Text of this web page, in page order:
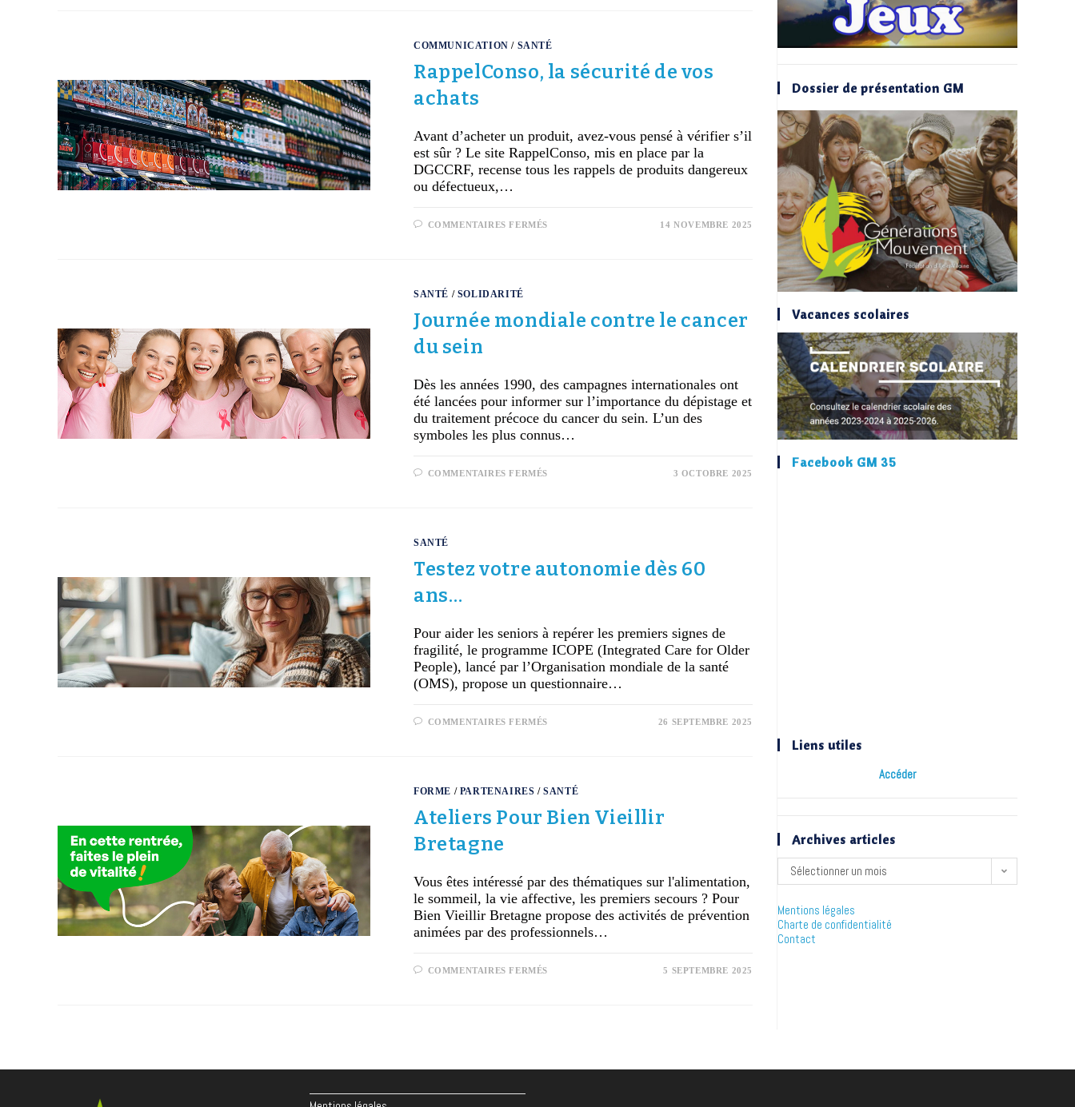
COMMUNICATION / SANTÉ
RappelConso, la sécurité de vos
achats
Avant d’acheter un produit, avez-vous pensé à vérifier s’il
est sûr ? Le site RappelConso, mis en place par la
DGCCRF, recense tous les rappels de produits dangereux
ou défectueux,…
COMMENTAIRES FERMÉS 14 NOVEMBRE 2025
SANTÉ / SOLIDARITÉ
Journée mondiale contre le cancer
du sein
Dès les années 1990, des campagnes internationales ont
été lancées pour informer sur l’importance du dépistage et
du traitement précoce du cancer du sein. L’un des
symboles les plus connus…
COMMENTAIRES FERMÉS 3 OCTOBRE 2025
SANTÉ
Testez votre autonomie dès 60
ans…
Pour aider les seniors à repérer les premiers signes de
fragilité, le programme ICOPE (Integrated Care for Older
People), lancé par l’Organisation mondiale de la santé
(OMS), propose un questionnaire…
COMMENTAIRES FERMÉS 26 SEPTEMBRE 2025
FORME / PARTENAIRES /SANTÉ
Ateliers Pour Bien Vieillir
Bretagne
Vous êtes intéressé par des thématiques sur l'alimentation,
le sommeil, la vie affective, les premiers secours ? Pour
Bien Vieillir Bretagne propose des activités de prévention
animées par des professionnels…
COMMENTAIRES FERMÉS 5 SEPTEMBRE 2025
Dossier de présentation GM
Vacances scolaires
Facebook GM 35
Liens utiles
Accéder
Archives articles
Sélectionner un mois
Mentions légales
Charte de confidentialité
Contact